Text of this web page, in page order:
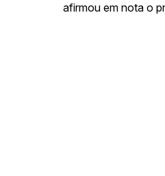
afirmou em nota o